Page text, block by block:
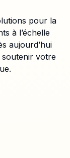
pour la
à l’échelle
aujourd’hui
votre